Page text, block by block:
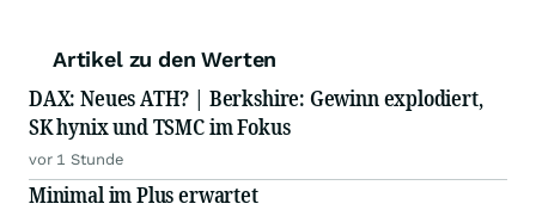
Artikel zu den Werten
DAX: Neues ATH? | Berkshire: Gewinn explodiert,
SK hynix und TSMC im Fokus
vor 1 Stunde
Minimal im Plus erwartet